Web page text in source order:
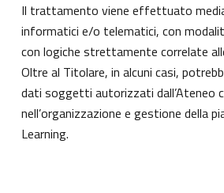
Il trattamento viene effettuato
informatici e/o telematici, con
con logiche strettamente correlate
Oltre al Titolare, in alcuni casi,
dati soggetti autorizzati dall’Ateneo
nell’organizzazione e gestione della
Learning.